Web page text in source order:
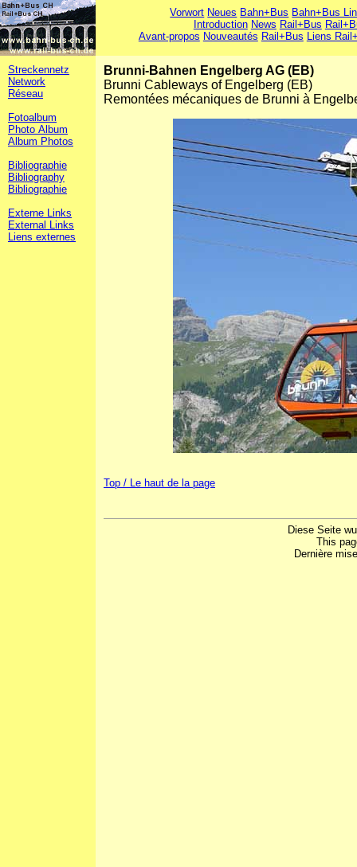
Vorwort Neues Bahn+Bus Bahn+Bus
Introduction News Rail+Bus
Avant-propos Nouveautés Rail+Bus Liens
Streckennetz
Network
Réseau
Fotoalbum
Photo Album
Album Photos
Bibliographie
Bibliography
Bibliographie
Externe Links
External Links
Liens externes
Brunni-Bahnen Engelberg AG (EB)
Brunni Cableways of Engelberg (EB)
Remontées mécaniques de Brunni à
Top / Le haut de la page
Diese Seite
This
Dernière